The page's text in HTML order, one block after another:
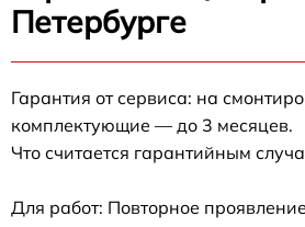
Петербурге
Гарантия от сервиса: на
комплектующие — до 3 месяцев.
Что считается гарантийным
Для работ: Повторное